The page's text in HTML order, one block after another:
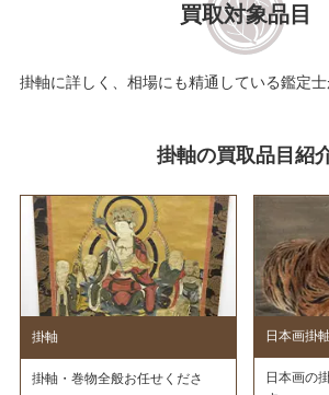
買取対象品目
掛軸に詳しく、相場にも精通している鑑定士
掛軸の買取品目紹
掛軸
掛軸・巻物全般お任せくださ
日本画掛軸
日本画の